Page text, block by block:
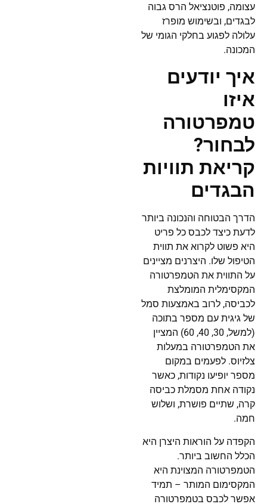
עצומה, פוטנציאל הרס גבוה
לבגדים, ובשימוש מופרז
עלולה לפגוע בחלקי הגומי של
המכונה.
איך יודעים
איזו
טמפרטורה
לבחור?
קריאת תוויות
הבגדים
הדרך הבטוחה והנכונה ביותר
לדעת כיצד לכבס כל פריט
היא פשוט לקרוא את תווית
הטיפול שלו. היצרנים מציינים
על התווית את הטמפרטורה
המקסימלית המומלצת
לכביסה, לרוב באמצעות סמל
של גיגית עם מספר בתוכה
(למשל, 30, 40, 60) המציין
את הטמפרטורה במעלות
צלזיוס. לפעמים במקום
מספר יופיעו נקודות, כאשר
נקודה אחת מסמלת כביסה
קרה, שתיים פושרת, ושלוש
חמה.
הקפדה על הוראות היצרן היא
הכלל החשוב ביותר.
הטמפרטורה המצוינת היא
המקסימום המותר – תמיד
אפשר לכבס בטמפרטורה